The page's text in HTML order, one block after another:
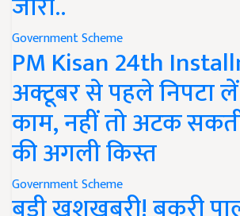
Government Scheme
PM Kisan 24th
अक्टूबर से पहले निपटा
काम, नहीं तो अटक
की अगली किस्त
Government Scheme